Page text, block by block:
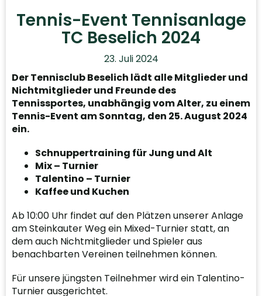
Tennis-Event Tennisanlage
TC Beselich 2024
23. Juli 2024
Der Tennisclub Beselich lädt alle Mitglieder und
Nichtmitglieder und Freunde des
Tennissportes, unabhängig vom Alter, zu einem
Tennis-Event am Sonntag, den 25. August 2024
ein.
Schnuppertraining für Jung und Alt
Mix – Turnier
Talentino – Turnier
Kaffee und Kuchen
Ab 10:00 Uhr findet auf den Plätzen unserer Anlage
am Steinkauter Weg ein Mixed-Turnier statt, an
dem auch Nichtmitglieder und Spieler aus
benachbarten Vereinen teilnehmen können.
Für unsere jüngsten Teilnehmer wird ein Talentino-
Turnier ausgerichtet.